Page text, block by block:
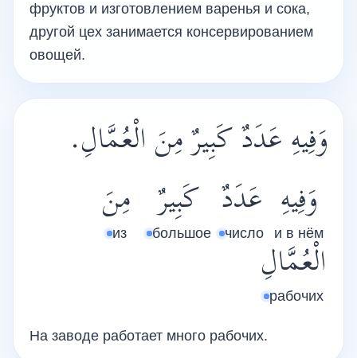
фруктов и изготовлением варенья и сока,
другой цех занимается консервированием
овощей.
وَفِيهِ عَدَدٌ كَبِيرٌ مِنَ الْعُمَّالِ.
وَفِيهِ
и в нём
عَدَدٌ
число
كَبِيرٌ
большое
مِنَ
из
الْعُمَّالِ
рабочих
На заводе работает много рабочих.